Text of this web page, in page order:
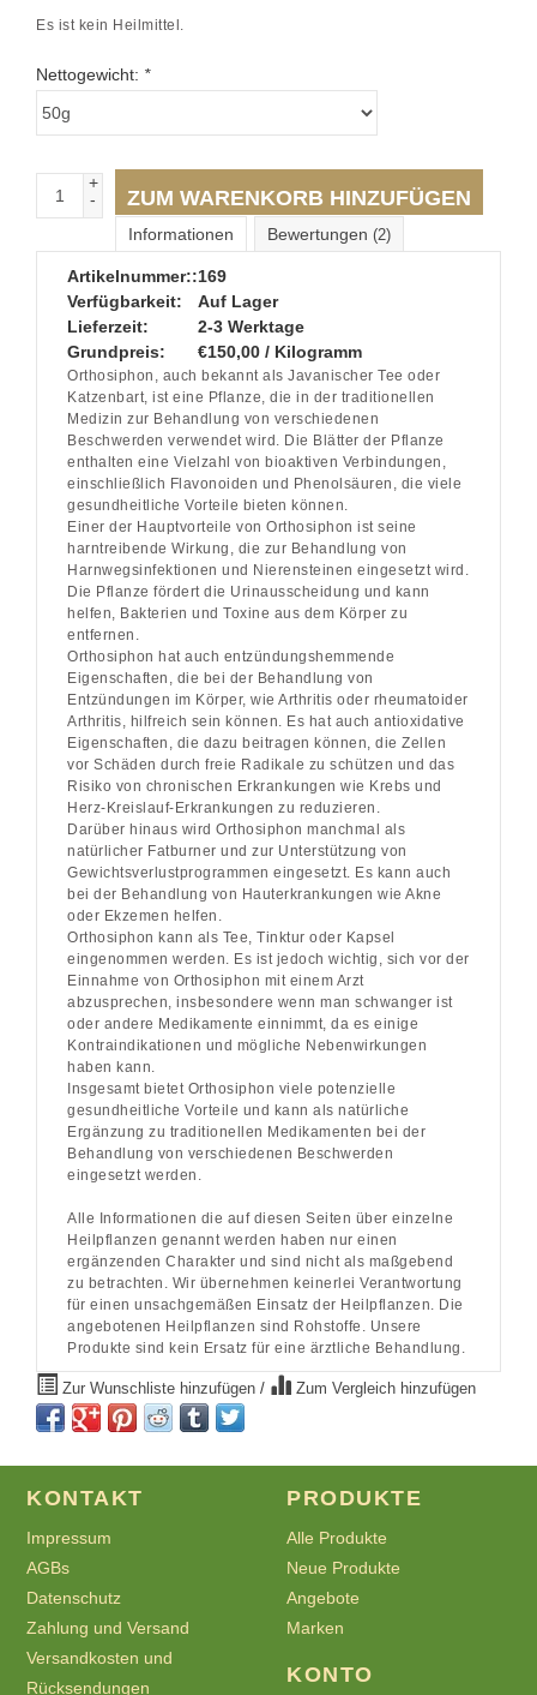
Es ist kein Heilmittel.
Nettogewicht: *
+
-
ZUM WARENKORB HINZUFÜGEN
Informationen Bewertungen (2)
Artikelnummer::169
Verfügbarkeit:
Auf Lager
Lieferzeit:
2-3 Werktage
Grundpreis:
€150,00 / Kilogramm
Orthosiphon, auch bekannt als Javanischer Tee oder
Katzenbart, ist eine Pflanze, die in der traditionellen
Medizin zur Behandlung von verschiedenen
Beschwerden verwendet wird. Die Blätter der Pflanze
enthalten eine Vielzahl von bioaktiven Verbindungen,
einschließlich Flavonoiden und Phenolsäuren, die viele
gesundheitliche Vorteile bieten können.
Einer der Hauptvorteile von Orthosiphon ist seine
harntreibende Wirkung, die zur Behandlung von
Harnwegsinfektionen und Nierensteinen eingesetzt wird.
Die Pflanze fördert die Urinausscheidung und kann
helfen, Bakterien und Toxine aus dem Körper zu
entfernen.
Orthosiphon hat auch entzündungshemmende
Eigenschaften, die bei der Behandlung von
Entzündungen im Körper, wie Arthritis oder rheumatoider
Arthritis, hilfreich sein können. Es hat auch antioxidative
Eigenschaften, die dazu beitragen können, die Zellen
vor Schäden durch freie Radikale zu schützen und das
Risiko von chronischen Erkrankungen wie Krebs und
Herz-Kreislauf-Erkrankungen zu reduzieren.
Darüber hinaus wird Orthosiphon manchmal als
natürlicher Fatburner und zur Unterstützung von
Gewichtsverlustprogrammen eingesetzt. Es kann auch
bei der Behandlung von Hauterkrankungen wie Akne
oder Ekzemen helfen.
Orthosiphon kann als Tee, Tinktur oder Kapsel
eingenommen werden. Es ist jedoch wichtig, sich vor der
Einnahme von Orthosiphon mit einem Arzt
abzusprechen, insbesondere wenn man schwanger ist
oder andere Medikamente einnimmt, da es einige
Kontraindikationen und mögliche Nebenwirkungen
haben kann.
Insgesamt bietet Orthosiphon viele potenzielle
gesundheitliche Vorteile und kann als natürliche
Ergänzung zu traditionellen Medikamenten bei der
Behandlung von verschiedenen Beschwerden
eingesetzt werden.
Alle Informationen die auf diesen Seiten über einzelne
Heilpflanzen genannt werden haben nur einen
ergänzenden Charakter und sind nicht als maßgebend
zu betrachten. Wir übernehmen keinerlei Verantwortung
für einen unsachgemäßen Einsatz der Heilpflanzen. Die
angebotenen Heilpflanzen sind Rohstoffe. Unsere
Produkte sind kein Ersatz für eine ärztliche Behandlung.
Zur Wunschliste hinzufügen / Zum Vergleich hinzufügen
KONTAKT
Impressum
AGBs
Datenschutz
Zahlung und Versand
Versandkosten und
Rücksendungen
PRODUKTE
Alle Produkte
Neue Produkte
Angebote
Marken
KONTO